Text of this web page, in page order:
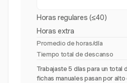
Horas regulares (≤40)
Horas extra
Promedio de horas/día
Tiempo total de descanso
Trabajaste 5 días para un total
fichas manuales pasan por